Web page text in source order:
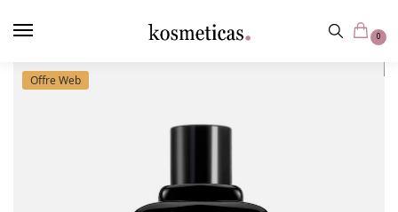
principal
0
Offre Web